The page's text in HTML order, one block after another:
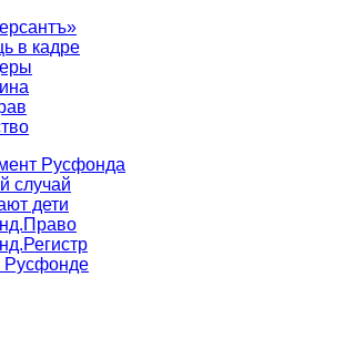
в кадре
Русфонда
случай
дети